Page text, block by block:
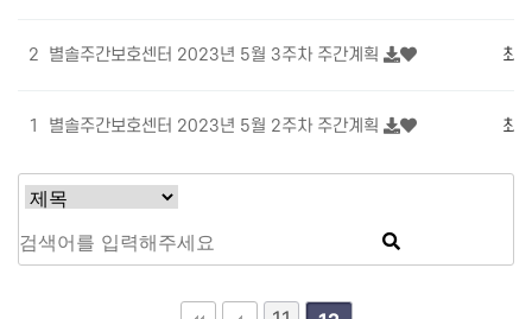
2 별솔주간보호센터 2023년 5월 3주차 주간계획 최
1 별솔주간보호센터 2023년 5월 2주차 주간계획 최